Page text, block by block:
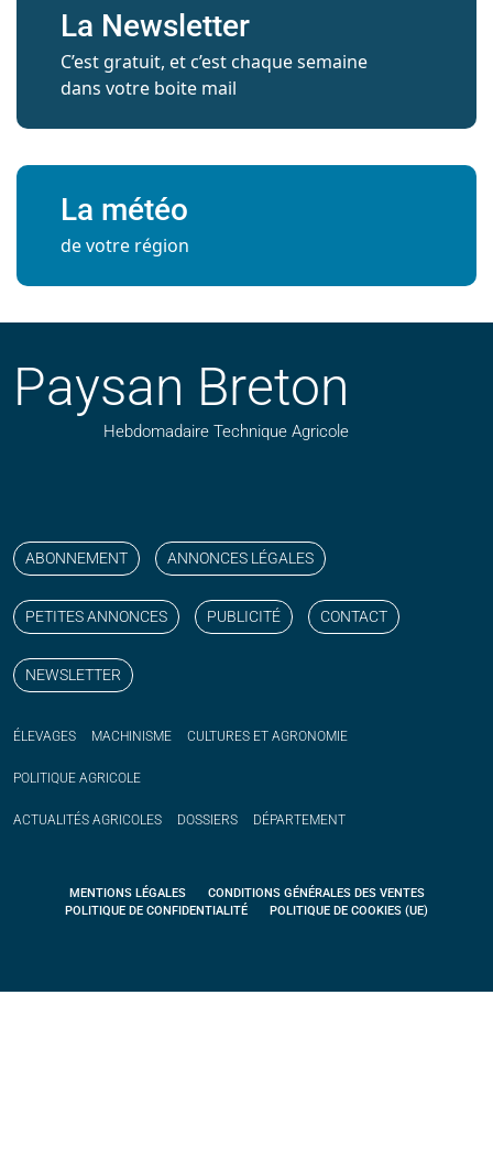
La Newsletter
C’est gratuit, et c’est chaque semaine
dans votre boite mail
La météo
de votre région
Paysan Breton
Hebdomadaire Technique Agricole
ABONNEMENT ANNONCES LÉGALES
PETITES ANNONCES PUBLICITÉ CONTACT
NEWSLETTER
ÉLEVAGES MACHINISME CULTURES ET AGRONOMIE
POLITIQUE AGRICOLE
ACTUALITÉS AGRICOLES DOSSIERS DÉPARTEMENT
MENTIONS LÉGALES
CONDITIONS GÉNÉRALES DES VENTES
POLITIQUE DE CONFIDENTIALITÉ
POLITIQUE DE COOKIES (UE)